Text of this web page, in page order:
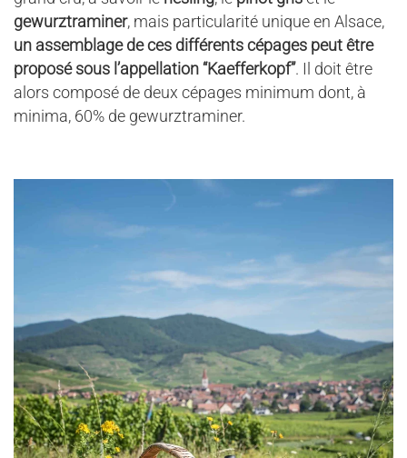
gewurztraminer, mais particularité unique en Alsace,
un assemblage de ces différents cépages peut être
proposé sous l’appellation “Kaefferkopf”. Il doit être
alors composé de deux cépages minimum dont, à
minima, 60% de gewurztraminer.